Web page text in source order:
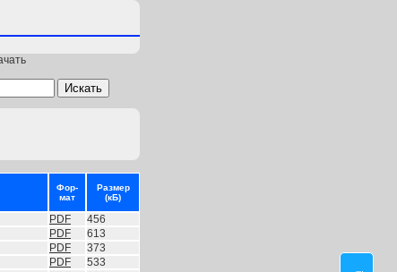
Фор-
мат
Размер
(кБ)
PDF
456
PDF
613
PDF
373
PDF
533